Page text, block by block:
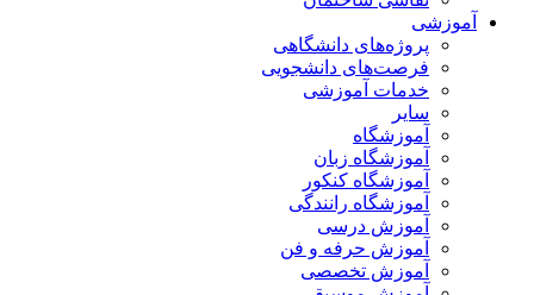
آموزشی
پروژه‌های دانشگاهی
فرصت‌های دانشجویی
خدمات آموزشی
سایر
آموزشگاه
آموزشگاه زبان
آموزشگاه کنکور
آموزشگاه رانندگی
آموزش درسی
آموزش حرفه و فن
آموزش تخصصی